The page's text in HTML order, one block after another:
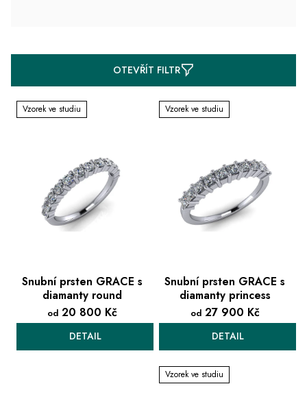
OTEVŘÍT FILTR
p
Vzorek ve studiu
Snubní prsten GRACE s
diamanty round
od 20 800 Kč
DETAIL
Vzorek ve studiu
Snubní prsten GRACE s
diamanty princess
od27 900 Kč
DETAIL
Vzorek ve studiu